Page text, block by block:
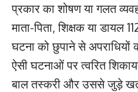
प्रकार का शोषण या गलत
माता-पिता, शिक्षक या डायल
घटना को छुपाने से अपराधियों
ऐसी घटनाओं पर त्वरित
बाल तस्करी और उससे जुड़े